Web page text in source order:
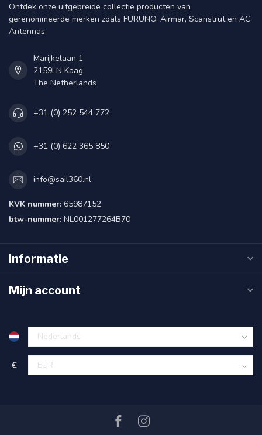
Ontdek onze uitgebreide collectie producten van
gerenommeerde merken zoals FURUNO, Airmar, Scanstrut en AC
Antennas.
Marijkelaan 1
2159LN Kaag
The Netherlands
+31 (0) 252 544 772
+31 (0) 622 365 850
info@sail360.nl
KVK nummer: 65987152
btw-nummer: NL001277264B70
Informatie
Mijn account
€